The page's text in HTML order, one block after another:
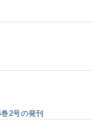
2号の発刊